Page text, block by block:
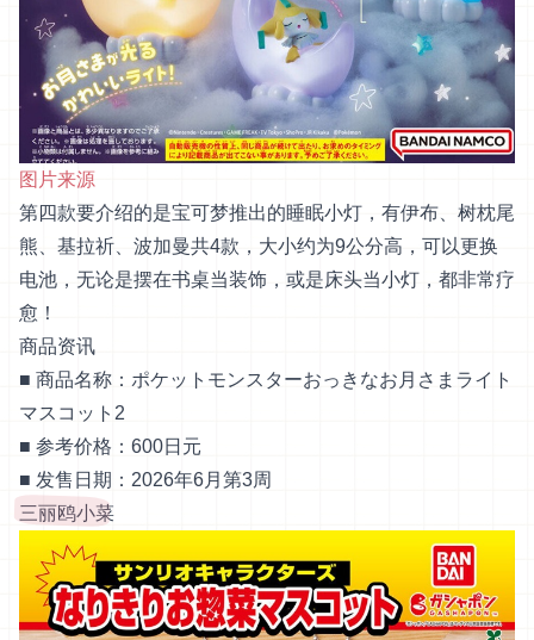
图片来源
第四款要介绍的是宝可梦推出的睡眠小灯，有伊布、树枕尾
熊、基拉祈、波加曼共4款，大小约为9公分高，可以更换
电池，无论是摆在书桌当装饰，或是床头当小灯，都非常疗
愈！
商品资讯
■ 商品名称：ポケットモンスターおっきなお月さまライト
マスコット2
■ 参考价格：600日元
■ 发售日期：2026年6月第3周
三丽鸥小菜